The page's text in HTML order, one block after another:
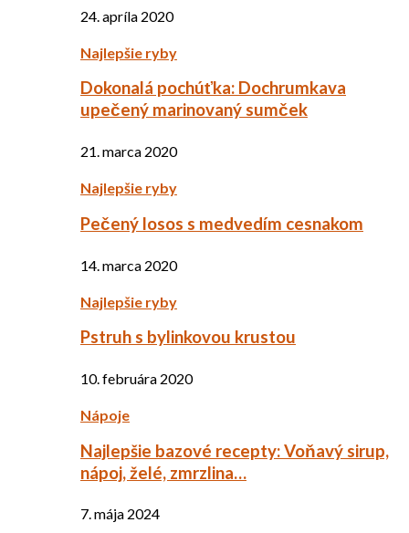
24. apríla 2020
Najlepšie ryby
Dokonalá pochúťka: Dochrumkava
upečený marinovaný sumček
21. marca 2020
Najlepšie ryby
Pečený losos s medvedím cesnakom
14. marca 2020
Najlepšie ryby
Pstruh s bylinkovou krustou
10. februára 2020
Nápoje
Najlepšie bazové recepty: Voňavý sirup,
nápoj, želé, zmrzlina…
7. mája 2024